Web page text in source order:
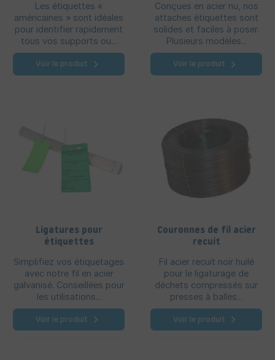
Les étiquettes «
américaines » sont idéales
pour identifier rapidement
tous vos supports ou...
Voir le produit
Conçues en acier nu, nos
attaches étiquettes sont
solides et faciles à poser.
Plusieurs modèles...
Voir le produit
Ligatures pour
étiquettes
Simplifiez vos étiquetages
avec notre fil en acier
galvanisé. Conseillées pour
les utilisations...
Voir le produit
Couronnes de fil acier
recuit
Fil acier recuit noir huilé
pour le ligaturage de
déchets compressés sur
presses à balles...
Voir le produit